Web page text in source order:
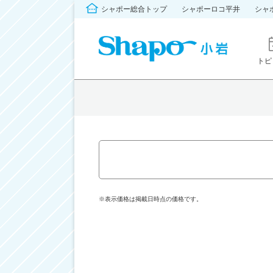
シャポー総合トップ シャポーロコ平井 シャ
ト
※表示価格は掲載日時点の価格です。